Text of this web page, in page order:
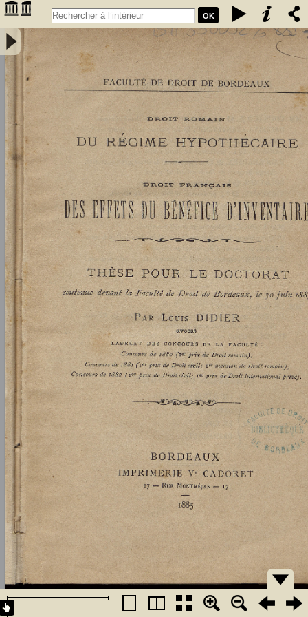
OK
Droit romain : du régime hypothécaire. Droit français : des effets du
bénéfice d'inventaire - Didier, Louis (1859-1913)